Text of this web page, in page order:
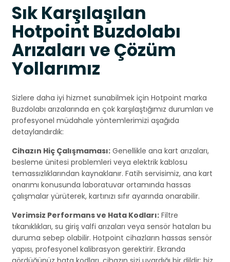
Sık Karşılaşılan
Hotpoint Buzdolabı
Arızaları ve Çözüm
Yollarımız
Sizlere daha iyi hizmet sunabilmek için Hotpoint marka
Buzdolabı arızalarında en çok karşılaştığımız durumları ve
profesyonel müdahale yöntemlerimizi aşağıda
detaylandırdık:
Cihazın Hiç Çalışmaması: Genellikle ana kart arızaları,
besleme ünitesi problemleri veya elektrik kablosu
temassızlıklarından kaynaklanır. Fatih servisimiz, ana kart
onarımı konusunda laboratuvar ortamında hassas
çalışmalar yürüterek, kartınızı sıfır ayarında onarabilir.
Verimsiz Performans ve Hata Kodları: Filtre
tıkanıklıkları, su giriş valfi arızaları veya sensör hataları bu
duruma sebep olabilir. Hotpoint cihazların hassas sensör
yapısı, profesyonel kalibrasyon gerektirir. Ekranda